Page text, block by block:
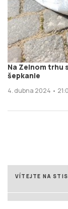
Na Zelnom trhu
šepkanie
4. dubna 2024 •
VÍTEJTE NA